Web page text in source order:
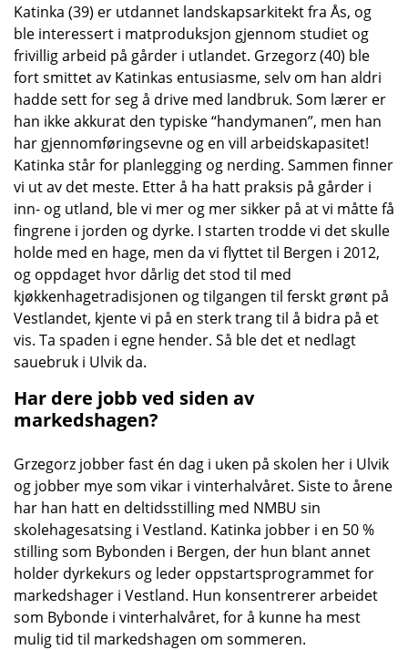
Katinka (39) er utdannet landskapsarkitekt fra Ås, og
ble interessert i matproduksjon gjennom studiet og
frivillig arbeid på gårder i utlandet. Grzegorz (40) ble
fort smittet av Katinkas entusiasme, selv om han aldri
hadde sett for seg å drive med landbruk. Som lærer er
han ikke akkurat den typiske “handymanen”, men han
har gjennomføringsevne og en vill arbeidskapasitet!
Katinka står for planlegging og nerding. Sammen finner
vi ut av det meste. Etter å ha hatt praksis på gårder i
inn- og utland, ble vi mer og mer sikker på at vi måtte få
fingrene i jorden og dyrke. I starten trodde vi det skulle
holde med en hage, men da vi flyttet til Bergen i 2012,
og oppdaget hvor dårlig det stod til med
kjøkkenhagetradisjonen og tilgangen til ferskt grønt på
Vestlandet, kjente vi på en sterk trang til å bidra på et
vis. Ta spaden i egne hender. Så ble det et nedlagt
sauebruk i Ulvik da.
Har dere jobb ved siden av
markedshagen?
Grzegorz jobber fast én dag i uken på skolen her i Ulvik
og jobber mye som vikar i vinterhalvåret. Siste to årene
har han hatt en deltidsstilling med NMBU sin
skolehagesatsing i Vestland. Katinka jobber i en 50 %
stilling som Bybonden i Bergen, der hun blant annet
holder dyrkekurs og leder oppstartsprogrammet for
markedshager i Vestland. Hun konsentrerer arbeidet
som Bybonde i vinterhalvåret, for å kunne ha mest
mulig tid til markedshagen om sommeren.